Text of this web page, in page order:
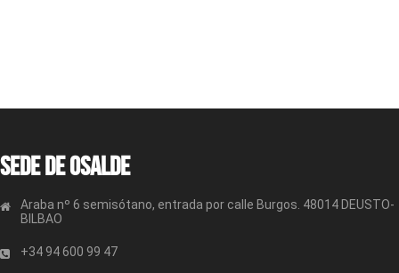
Sede de OSALDE
Araba nº 6 semisótano, entrada por calle Burgos. 48014 DEUSTO-
BILBAO
+34 94 600 99 47